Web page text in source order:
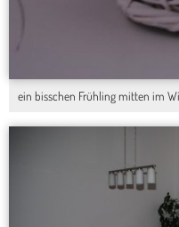
ein bisschen Frühling mitten im